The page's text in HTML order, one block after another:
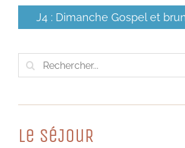
J4 : Dimanche Gospel et
Rechercher:
Le SéJouR